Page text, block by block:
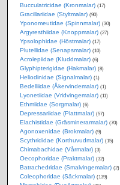
Bucculatricidae (Kronmalar) (17)
Gracillariidae (Styltmalar) (90)
Yponomeutidae (Spinnmalar) (30)
Argyresthiidae (Knoppmalar) (27)
Ypsolophidae (Höstmalar) (17)
Plutellidae (Senapsmalar) (10)
Acrolepiidae (Kluddmalar) (6)
Glyphipterigidae (Hakmalar) (8)
Heliodinidae (Signalmalar) (1)
Bedelliidae (Åkervindemalar) (1)
Lyonetiidae (Vridvingemalar) (11)
Ethmiidae (Sorgmalar) (6)
Depressariidae (Plattmalar) (57)
Elachistidae (Gräsminerarmalar) (70)
Agonoxenidae (Brokmalar) (9)
Scythrididae (Korthuvudmalar) (15)
Chimabachidae (Vårmalar) (3)
Oecophoridae (Praktmalar) (32)
Batrachedridae (Smalvingemalar) (2)
Coleophoridae (Säckmalar) (139)